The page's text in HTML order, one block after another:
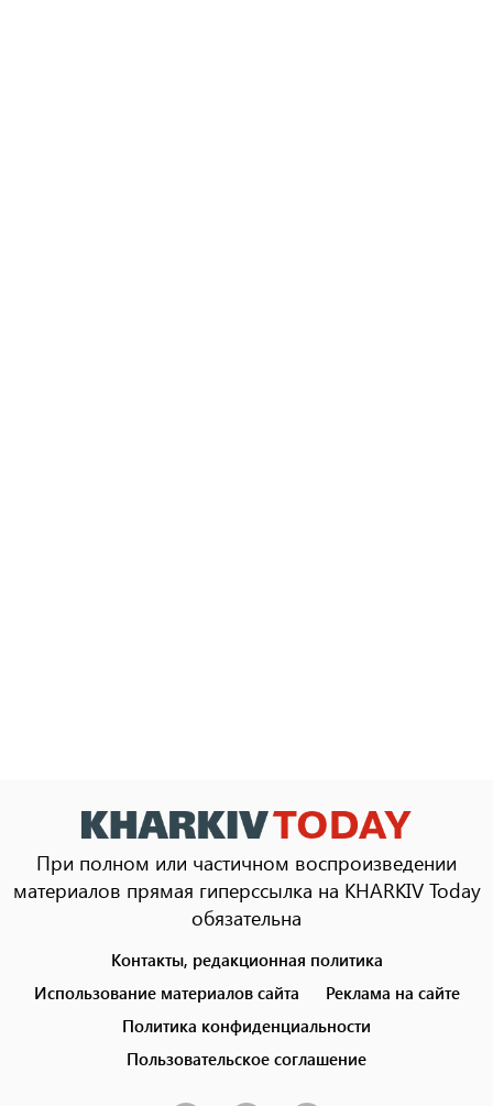
При полном или частичном воспроизведении
материалов прямая гиперссылка на KHARKIV Today
обязательна
menu
Контакты, редакционная политика
Использование материалов сайта
Реклама на сайте
Политика конфиденциальности
Пользовательское соглашение